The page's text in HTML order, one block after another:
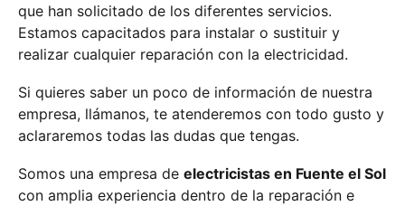
que han solicitado de los diferentes servicios.
Estamos capacitados para instalar o sustituir y
realizar cualquier reparación con la electricidad.
Si quieres saber un poco de información de nuestra
empresa, llámanos, te atenderemos con todo gusto y
aclararemos todas las dudas que tengas.
Somos una empresa de electricistas en Fuente el Sol
con amplia experiencia dentro de la reparación e